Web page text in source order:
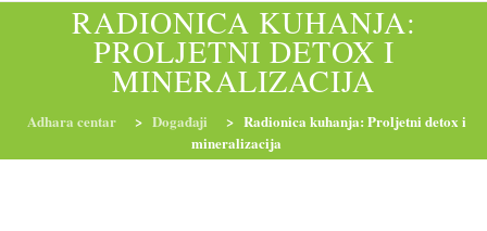
PROGRAMI PREHRANE PRIRODNO MRŠAVLJENJE
NUTRI-ORDINACIJA
RADIONICA KUHANJA:
PROLJETNI DETOX I
MINERALIZACIJA
Adhara centar > Događaji > Radionica kuhanja: Proljetni detox i
mineralizacija